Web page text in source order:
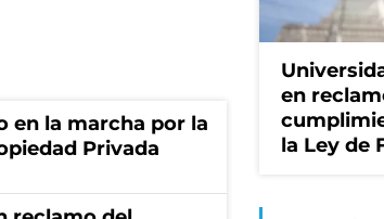
en la marcha por la
Privada
en
la Ley de